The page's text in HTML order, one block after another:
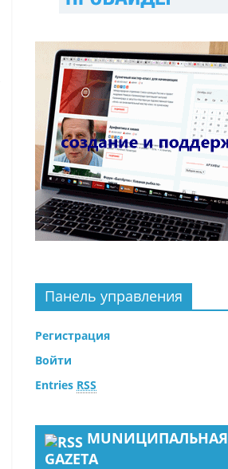
Панель управления
Регистрация
Войти
Entries RSS
MUNИЦИПАЛЬНАЯ
GAZЕТА